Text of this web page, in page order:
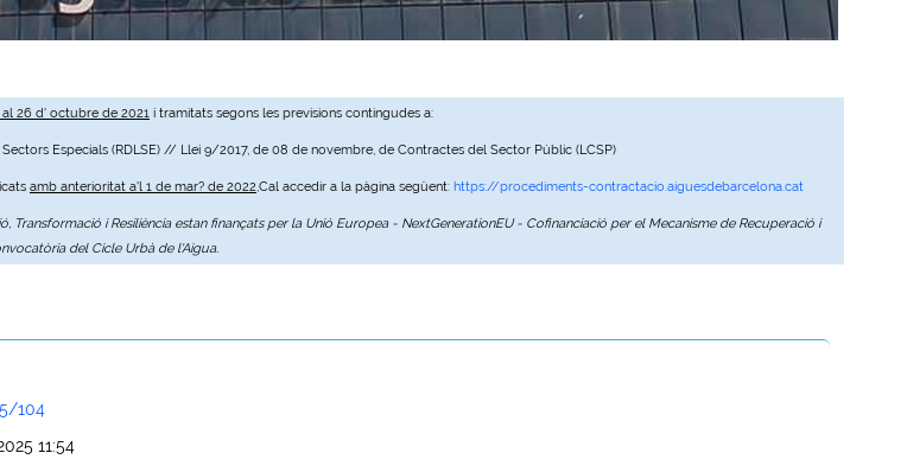
26 d' octubre de 2021 i tramitats segons les previsions contingudes a:
Especials (RDLSE) // Llei 9/2017, de 08 de novembre, de Contractes del Sector Públic (LCSP)
amb anterioritat a'l 1 de mar? de 2022,Cal accedir a la pàgina següent: https://procediments-contractacio.aiguesdebarcelona.cat
Transformació i Resiliència estan finançats per la Unió Europea - NextGenerationEU - Cofinanciació per el Mecanisme de Recuperació i
del Cicle Urbà de l'Aigua.
104
11:54